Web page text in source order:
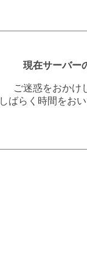
現在サーバー
ご迷惑をおかけ
しばらく時間をお